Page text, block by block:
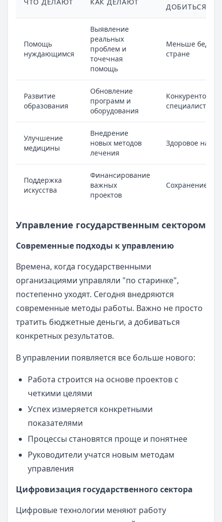
ДОБИТЬСЯ
Помощь
нуждающимся
Выявление
реальных
проблем и
точечная
помощь
Меньше
стране
Развитие
образования
Обновление
программ и
оборудования
специалисты
Улучшение
медицины
Внедрение
новых методов
лечения
Здоровое
Поддержка
искусства
Финансирование
важных
проектов
Сохранение
Управление государственным сектором
Современные подходы к управлению
Времена, когда государственными
организациями управляли "по старинке",
постепенно уходят. Сегодня внедряются
современные методы работы. Важно не просто
тратить бюджетные деньги, а добиваться
конкретных результатов.
В управлении появляется все больше нового:
Работа строится на основе проектов с
четкими целями
Успех измеряется конкретными
показателями
Процессы становятся проще и понятнее
Руководители учатся новым методам
управления
Цифровизация государственного сектора
Цифровые технологии меняют работу